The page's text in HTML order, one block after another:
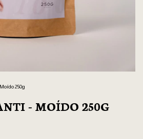
250g
- MOÍDO 250G